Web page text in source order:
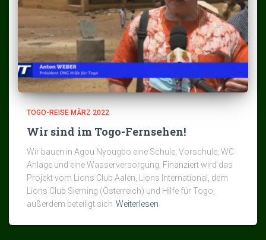
TOGO-REISE MÄRZ 2022
Wir sind im Togo-Fernsehen!
Wir bauen in Agou Nyougbo eine Schule, Vorschule, WC
Anlage und eine Wasserversorgung. Finanziert wird das
Projekt vom Lions Club Aalen, Lions International, dem
Lions Club Sierning (Österreich) und Hilfe für Togo,
außerdem beteiligt sich Weiterlesen